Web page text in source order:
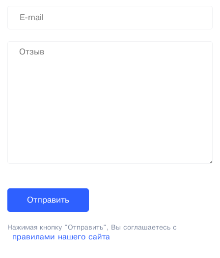
Нажимая кнопку "Отправить", Вы соглашаетесь с
правилами нашего сайта